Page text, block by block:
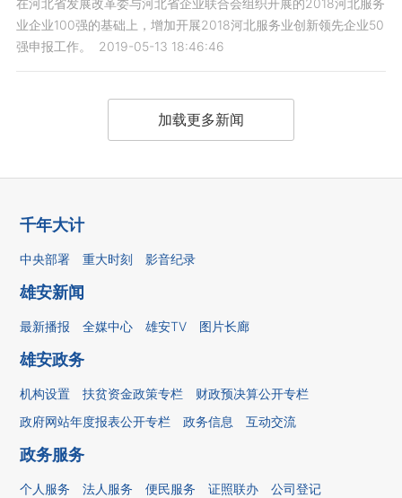
在河北省发展改革委与河北省企业联合会组织开展的2018河北服务
业企业100强的基础上，增加开展2018河北服务业创新领先企业50
强申报工作。
2019-05-13 18:46:46
加载更多新闻
千年大计
中央部署 重大时刻 影音纪录
雄安新闻
最新播报 全媒中心 雄安TV 图片长廊
雄安政务
机构设置 扶贫资金政策专栏
财政预决算公开专栏
政府网站年度报表公开专栏
政务信息 互动交流
政务服务
个人服务 法人服务 便民服务 证照联办
公司登记